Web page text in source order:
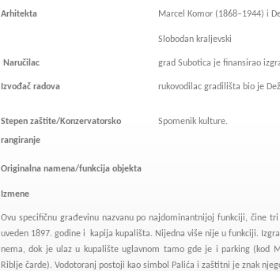
Arhitekta
Naručilac
Izvođač radova
Marcel Komor (1868–1944) i
Slobodan kraljevski
grad Subotica je finansirao
rukovodilac gradilišta bio je
Stepen zaštite/Konzervatorsko
rangiranje
Spomenik kulture.
Originalna namena/funkcija objekta
Izmene
Ovu specifičnu građevinu nazvanu po najdominantnijoj funkciji, čine
uveden 1897. godine i kapija kupališta. Nijedna više nije u funkciji.
nema, dok je ulaz u kupalište uglavnom tamo gde je i parking (kod
Riblje čarde). Vodotoranj postoji kao simbol Palića i zaštitni je znak